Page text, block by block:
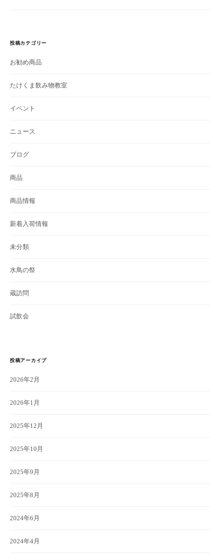
投稿カテゴリー
お勧め商品
たけくま飲み物教室
イベント
ニュース
ブログ
商品
商品情報
新着入荷情報
未分類
水鳥の祭
蔵訪問
試飲会
投稿アーカイブ
2026年2月
2026年1月
2025年12月
2025年10月
2025年9月
2025年8月
2024年6月
2024年4月